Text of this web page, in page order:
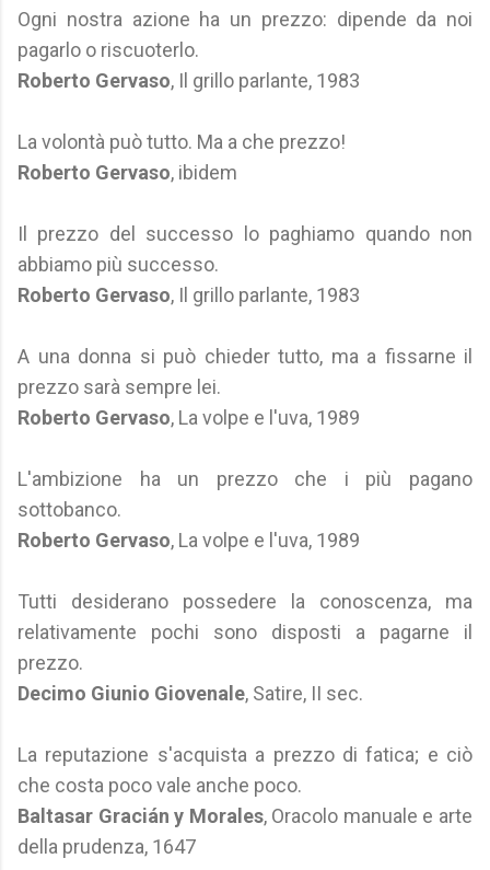
Ogni nostra azione ha un prezzo: dipende da noi
pagarlo o riscuoterlo.
Roberto Gervaso, Il grillo parlante, 1983
La volontà può tutto. Ma a che prezzo!
Roberto Gervaso, ibidem
Il prezzo del successo lo paghiamo quando non
abbiamo più successo.
Roberto Gervaso, Il grillo parlante, 1983
A una donna si può chieder tutto, ma a fissarne il
prezzo sarà sempre lei.
Roberto Gervaso, La volpe e l'uva, 1989
L'ambizione ha un prezzo che i più pagano
sottobanco.
Roberto Gervaso, La volpe e l'uva, 1989
Tutti desiderano possedere la conoscenza, ma
relativamente pochi sono disposti a pagarne il
prezzo.
Decimo Giunio Giovenale, Satire, II sec.
La reputazione s'acquista a prezzo di fatica; e ciò
che costa poco vale anche poco.
Baltasar Gracián y Morales, Oracolo manuale e arte
della prudenza, 1647